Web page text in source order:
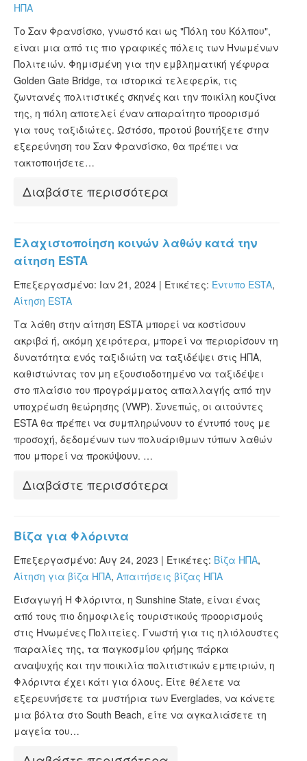
ΗΠΑ
Το Σαν Φρανσίσκο, γνωστό και ως "Πόλη του Κόλπου",
είναι μια από τις πιο γραφικές πόλεις των Ηνωμένων
Πολιτειών. Φημισμένη για την εμβληματική γέφυρα
Golden Gate Bridge, τα ιστορικά τελεφερίκ, τις
ζωντανές πολιτιστικές σκηνές και την ποικίλη κουζίνα
της, η πόλη αποτελεί έναν απαραίτητο προορισμό
για τους ταξιδιώτες. Ωστόσο, προτού βουτήξετε στην
εξερεύνηση του Σαν Φρανσίσκο, θα πρέπει να
τακτοποιήσετε…
Διαβάστε περισσότερα
Ελαχιστοποίηση κοινών λαθών κατά την
αίτηση ESTA
Επεξεργασμένο: Ιαν 21, 2024 | Ετικέτες: Έντυπο ESTA,
Αίτηση ESTA
Τα λάθη στην αίτηση ESTA μπορεί να κοστίσουν
ακριβά ή, ακόμη χειρότερα, μπορεί να περιορίσουν τη
δυνατότητα ενός ταξιδιώτη να ταξιδέψει στις ΗΠΑ,
καθιστώντας τον μη εξουσιοδοτημένο να ταξιδέψει
στο πλαίσιο του προγράμματος απαλλαγής από την
υποχρέωση θεώρησης (VWP). Συνεπώς, οι αιτούντες
ESTA θα πρέπει να συμπληρώνουν το έντυπό τους με
προσοχή, δεδομένων των πολυάριθμων τύπων λαθών
που μπορεί να προκύψουν. …
Διαβάστε περισσότερα
Βίζα για Φλόριντα
Επεξεργασμένο: Αυγ 24, 2023 | Ετικέτες: Βίζα ΗΠΑ,
Αίτηση για βίζα ΗΠΑ, Απαιτήσεις βίζας ΗΠΑ
Εισαγωγή Η Φλόριντα, η Sunshine State, είναι ένας
από τους πιο δημοφιλείς τουριστικούς προορισμούς
στις Ηνωμένες Πολιτείες. Γνωστή για τις ηλιόλουστες
παραλίες της, τα παγκοσμίου φήμης πάρκα
αναψυχής και την ποικιλία πολιτιστικών εμπειριών, η
Φλόριντα έχει κάτι για όλους. Είτε θέλετε να
εξερευνήσετε τα μυστήρια των Everglades, να κάνετε
μια βόλτα στο South Beach, είτε να αγκαλιάσετε τη
μαγεία του…